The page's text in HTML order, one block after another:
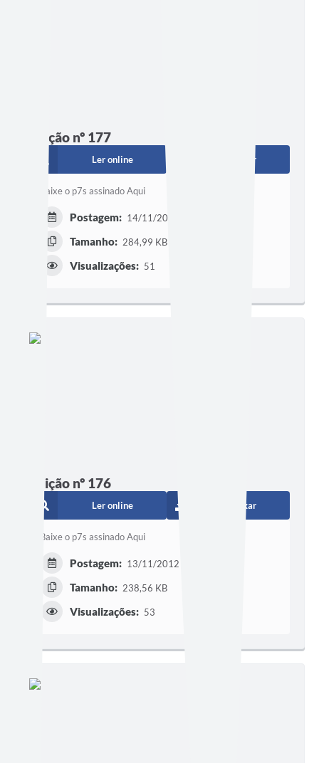
Edição nº 177
Ler online Baixar
Baixe o p7s assinado Aqui
Postagem: 14/11/2012 às 18h24
Tamanho: 284,99 KB
Visualizações: 51
Edição nº 176
Ler online Baixar
Baixe o p7s assinado Aqui
Postagem: 13/11/2012 às 18h48
Tamanho: 238,56 KB
Visualizações: 53